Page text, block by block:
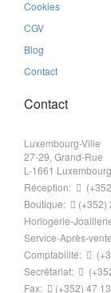
Cookies
CGV
Blog
Contact
Contact
Luxembourg-Ville
27-29, Grand-Rue
L-1661 Luxembourg
Réception:
Boutique:
(+352)
Horlogerie-
Service-Après-
Comptabilité:
Secrétariat:
Fax:
(+352) 47